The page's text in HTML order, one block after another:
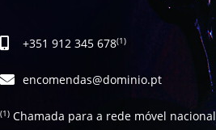
+351 912 345 678(1)
encomendas@dominio.pt
(1) Chamada para a rede móvel nacional